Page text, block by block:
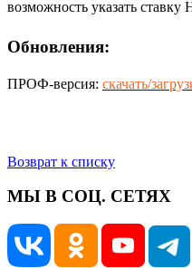
возможность указать
Обновления:
ПРОФ-версия: скачать/
Возврат к списку
МЫ В СОЦ. СЕТЯХ